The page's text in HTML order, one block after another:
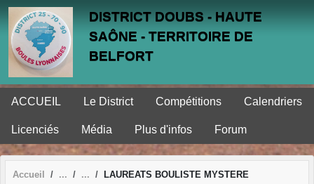
DISTRICT DOUBS - HAUTE
SAÔNE - TERRITOIRE DE
BELFORT
ACCUEIL Le District Compétitions Calendriers
Licenciés Média Plus d'infos Forum
Accueil LAUREATS BOULISTE MYSTERE
Panneau de gestion des cookies